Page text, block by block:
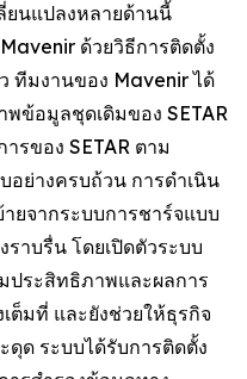
ยนแปลงหลายด้านนี้
ด้วยวิธีการติดตั้ง
ทีมงานของ Mavenir ได้
ข้อมูลชุดเดิมของ SETAR
รของ SETAR ตาม
อย่างครบถ้วน การดำเนิน
ยจากระบบการชาร์จแบบ
ราบรื่น โดยเปิดตัวระบบ
ระสิทธิภาพและผลการ
ต็มที่ และยังช่วยให้ธุรกิจ
ดุด ระบบได้รับการติดตั้ง